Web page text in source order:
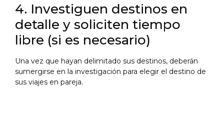
4. Investiguen destinos en
detalle y soliciten tiempo
libre (si es necesario)
Una vez que hayan delimitado sus destinos, deberán
sumergirse en la investigación para elegir el destino de
sus viajes en pareja.